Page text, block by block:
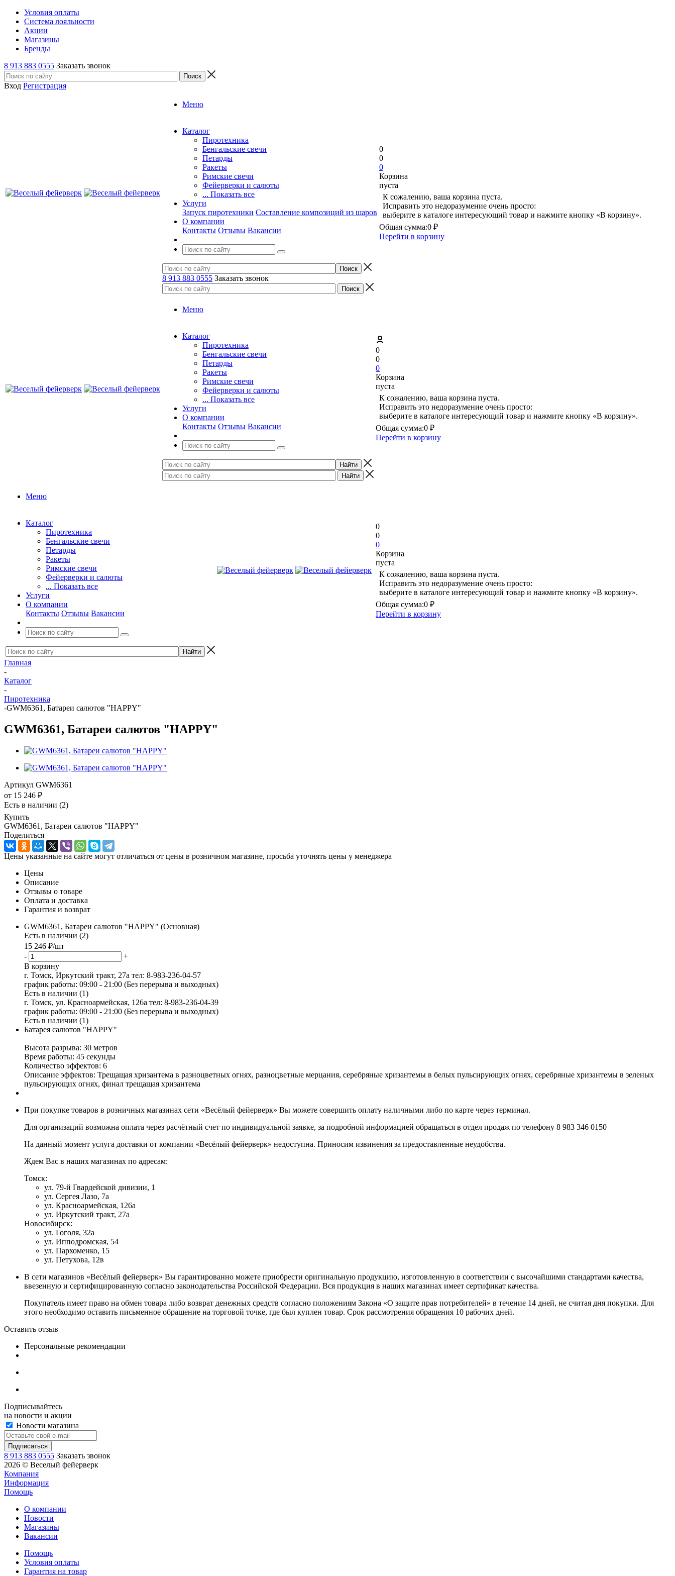
Условия оплаты
Система лояльности
Акции
Магазины
Бренды
8 913 883 0555 Заказать звонок
Вход Регистрация
Меню
Каталог
Пиротехника
Бенгальские свечи
Петарды
Ракеты
Римские свечи
Фейерверки и салюты
... Показать все
Услуги
Запуск пиротехники Составление композиций из шаров
О компании
Контакты Отзывы Вакансии
8 913 883 0555 Заказать звонок
0
0
0
Корзина
пуста
К сожалению, ваша корзина пуста.
Исправить это недоразумение очень просто:
выберите в каталоге интересующий товар и нажмите кнопку «В корзину».
Общая сумма:0 ₽
Перейти в корзину
Меню
Каталог
Пиротехника
Бенгальские свечи
Петарды
Ракеты
Римские свечи
Фейерверки и салюты
... Показать все
Услуги
О компании
Контакты Отзывы Вакансии
0
0
0
Корзина
пуста
К сожалению, ваша корзина пуста.
Исправить это недоразумение очень просто:
выберите в каталоге интересующий товар и нажмите кнопку «В корзину».
Общая сумма:0 ₽
Перейти в корзину
Меню
Каталог
Пиротехника
Бенгальские свечи
Петарды
Ракеты
Римские свечи
Фейерверки и салюты
... Показать все
Услуги
О компании
Контакты Отзывы Вакансии
0
0
0
Корзина
пуста
К сожалению, ваша корзина пуста.
Исправить это недоразумение очень просто:
выберите в каталоге интересующий товар и нажмите кнопку «В корзину».
Общая сумма:0 ₽
Перейти в корзину
Главная
-
Каталог
-
Пиротехника
-GWM6361, Батареи салютов "HAPPY"
GWM6361, Батареи салютов "HAPPY"
Артикул GWM6361
от 15 246 ₽
Есть в наличии (2)
Купить
GWM6361, Батареи салютов "HAPPY"
Поделиться
Цены указанные на сайте могут отличаться от цены в розничном магазине, просьба уточнять цены у менеджера
Цены
Описание
Отзывы о товаре
Оплата и доставка
Гарантия и возврат
GWM6361, Батареи салютов "HAPPY" (Основная)
Есть в наличии (2)
15 246 ₽/шт
-
+
В корзину
г. Томск, Иркутский тракт, 27а тел: 8-983-236-04-57
график работы: 09:00 - 21:00 (Без перерыва и выходных)
Есть в наличии (1)
г. Томск, ул. Красноармейская, 126а тел: 8-983-236-04-39
график работы: 09:00 - 21:00 (Без перерыва и выходных)
Есть в наличии (1)
Батарея салютов "HAPPY"
Высота разрыва: 30 метров
Время работы: 45 секунды
Количество эффектов: 6
Описание эффектов: Трещащая хризантема в разноцветных огнях, разноцветные мерцания, серебряные хризантемы в белых пульсирующих огнях, серебряные хризантемы в зеленых
пульсирующих огнях, финал трещащая хризантема
При покупке товаров в розничных магазинах сети «Весёлый фейерверк» Вы можете совершить оплату наличными либо по карте через терминал.
Для организаций возможна оплата через расчётный счет по индивидуальной заявке, за подробной информацией обращаться в отдел продаж по телефону 8 983 346 0150
На данный момент услуга доставки от компании «Весёлый фейерверк» недоступна. Приносим извинения за предоставленные неудобства.
Ждем Вас в наших магазинах по адресам:
Томск:
ул. 79-й Гвардейской дивизии, 1
ул. Сергея Лазо, 7а
ул. Красноармейская, 126а
ул. Иркутский тракт, 27а
Новосибирск:
ул. Гоголя, 32а
ул. Ипподромская, 54
ул. Пархоменко, 15
ул. Петухова, 12в
В сети магазинов «Весёлый фейерверк» Вы гарантированно можете приобрести оригинальную продукцию, изготовленную в соответствии с высочайшими стандартами качества,
ввезенную и сертифицированную согласно законодательства Российской Федерации. Вся продукция в наших магазинах имеет сертификат качества.
Покупатель имеет право на обмен товара либо возврат денежных средств согласно положениям Закона «О защите прав потребителей» в течение 14 дней, не считая дня покупки. Для
этого необходимо оставить письменное обращение на торговой точке, где был куплен товар. Срок рассмотрения обращения 10 рабочих дней.
Оставить отзыв
Персональные рекомендации
Подписывайтесь
на новости и акции
Новости магазина
8 913 883 0555 Заказать звонок
2026 © Веселый фейерверк
Компания
Информация
Помощь
О компании
Новости
Магазины
Вакансии
Помощь
Условия оплаты
Гарантия на товар